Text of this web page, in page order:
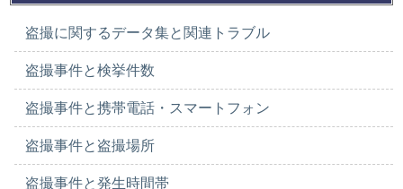
盗撮に関するデータ集と関連トラブル
盗撮事件と検挙件数
盗撮事件と携帯電話・スマートフォン
盗撮事件と盗撮場所
盗撮事件と発生時間帯